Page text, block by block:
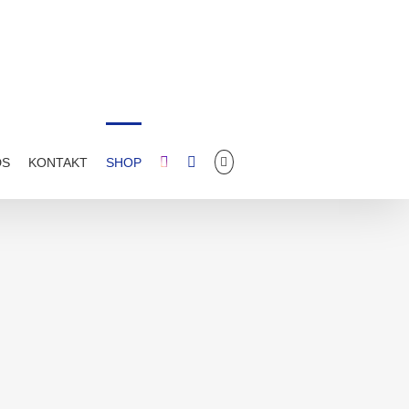
KONTAKT SHOP